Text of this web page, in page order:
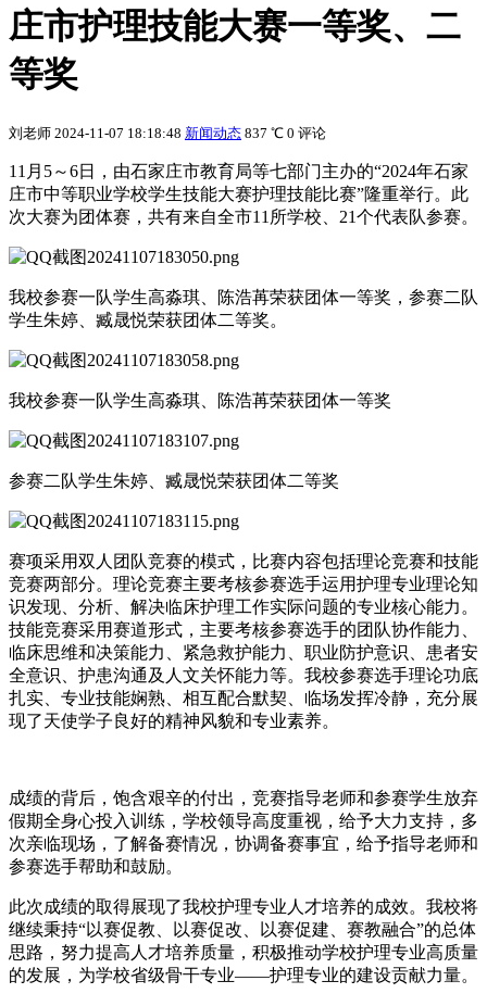
庄市护理技能大赛一等奖、二
等奖
刘老师 2024-11-07 18:18:48 新闻动态 837 ℃ 0 评论
11月5～6日，由石家庄市教育局等七部门主办的“2024年石家
庄市中等职业学校学生技能大赛护理技能比赛”隆重举行。此
次大赛为团体赛，共有来自全市11所学校、21个代表队参赛。
我校参赛一队学生高淼琪、陈浩苒荣获团体一等奖，参赛二队
学生朱婷、臧晟悦荣获团体二等奖。
我校参赛一队学生高淼琪、陈浩苒荣获团体一等奖
参赛二队学生朱婷、臧晟悦荣获团体二等奖
赛项采用双人团队竞赛的模式，比赛内容包括理论竞赛和技能
竞赛两部分。理论竞赛主要考核参赛选手运用护理专业理论知
识发现、分析、解决临床护理工作实际问题的专业核心能力。
技能竞赛采用赛道形式，主要考核参赛选手的团队协作能力、
临床思维和决策能力、紧急救护能力、职业防护意识、患者安
全意识、护患沟通及人文关怀能力等。我校参赛选手理论功底
扎实、专业技能娴熟、相互配合默契、临场发挥冷静，充分展
现了天使学子良好的精神风貌和专业素养。
成绩的背后，饱含艰辛的付出，竞赛指导老师和参赛学生放弃
假期全身心投入训练，学校领导高度重视，给予大力支持，多
次亲临现场，了解备赛情况，协调备赛事宜，给予指导老师和
参赛选手帮助和鼓励。
此次成绩的取得展现了我校护理专业人才培养的成效。我校将
继续秉持“以赛促教、以赛促改、以赛促建、赛教融合”的总体
思路，努力提高人才培养质量，积极推动学校护理专业高质量
的发展，为学校省级骨干专业——护理专业的建设贡献力量。